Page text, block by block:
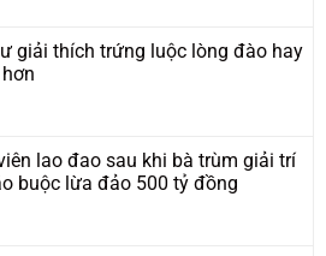
giải thích trứng luộc lòng đào hay
lao đao sau khi bà trùm giải trí
buộc lừa đảo 500 tỷ đồng